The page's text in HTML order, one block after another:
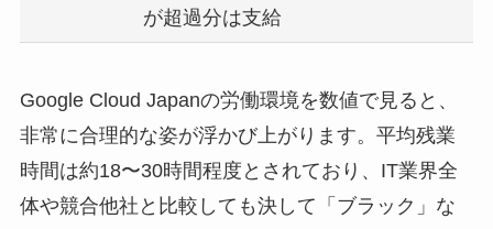
が超過分は支給
Google Cloud Japanの労働環境を数値で見ると、
非常に合理的な姿が浮かび上がります。平均残業
時間は約18〜30時間程度とされており、IT業界全
体や競合他社と比較しても決して「ブラック」な